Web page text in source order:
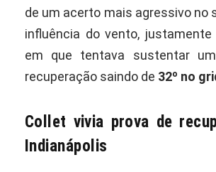
de um acerto mais agressivo no
influência do vento,
em que tentava sustentar
recuperação saindo de 32º no
Collet vivia prova de
Indianápolis